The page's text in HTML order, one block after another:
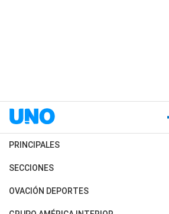
PRINCIPALES
Últimas Noticias
Política
SECCIONES
Horóscopo
Motores
OVACIÓN DEPORTES